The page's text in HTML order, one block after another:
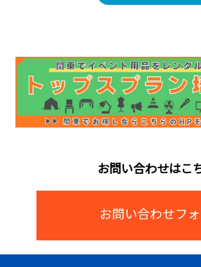
現場担当 成田より
展示会会場でカタログスタンドを大
て頂きました！
で、初めての方でも簡単に設営
どのくらいの部数を収納でき
A.1ポケットあたり約1kgまで収
厚みによりますが、1段あたり数
清掃は必要ですか？
通常使用で特別な清掃は不要で
お問い合わせはこ
お問い合わせフ